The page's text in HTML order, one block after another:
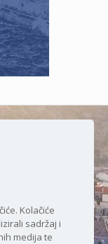
mora i
Kolačiće
sadržaj i
medija te